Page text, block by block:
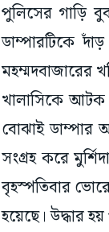
পুলিসের গাড়ি
ডাম্পারটিকে
মহম্মদবাজারের
খালাসিকে আটক
বোঝাই ডাম্পার
সংগ্রহ করে
বৃহস্পতিবার
হয়েছে। উদ্ধার